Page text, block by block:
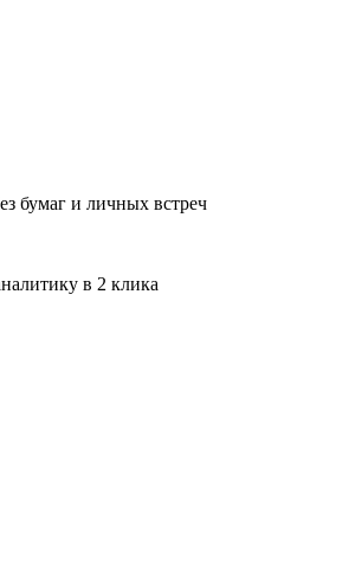
бумаг и личных встреч
в 2 клика